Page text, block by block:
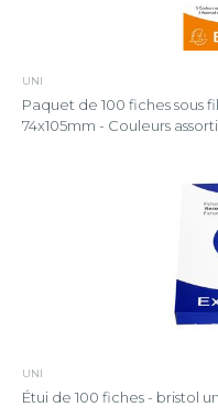
UNI
Paquet de 100 fiches sous
74x105mm - Couleurs
UNI
Étui de 100 fiches - bristol